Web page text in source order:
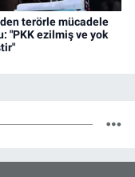
terörle mücadele
"PKK ezilmiş ve yok